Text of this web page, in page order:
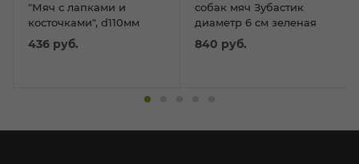
"Мяч с лапками и
косточками", d110мм
436 руб.
собак мяч Зубастик
диаметр 6 см зеленая
840 руб.